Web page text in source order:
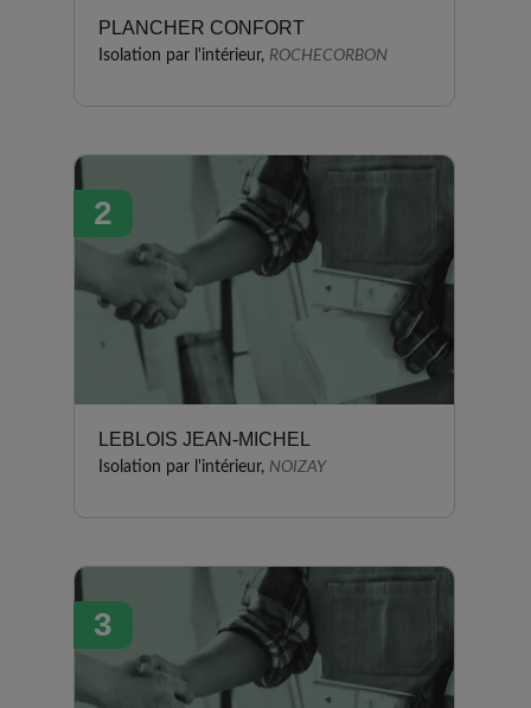
PLANCHER CONFORT
Isolation par l'intérieur, ROCHECORBON
2
LEBLOIS JEAN-MICHEL
Isolation par l'intérieur, NOIZAY
3